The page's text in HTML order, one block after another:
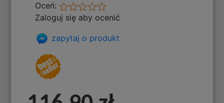
Oceń:
Zaloguj się aby ocenić
zapytaj o produkt